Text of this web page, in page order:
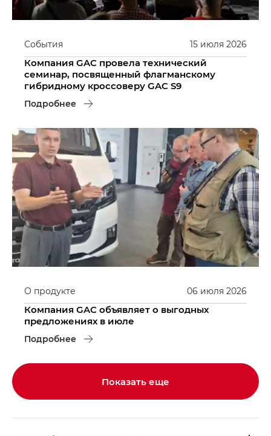
15 июля 2026
События
Компания GAC провела технический
семинар, посвященный флагманскому
гибридному кроссоверу GAC S9
Подробнее
06 июля 2026
О продукте
Компания GAC объявляет о выгодных
предложениях в июле
Подробнее
Показать еще